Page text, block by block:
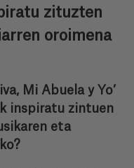
zituzten
oroimena
Mi Abuela y Yo’
inspiratu zintuen
eta